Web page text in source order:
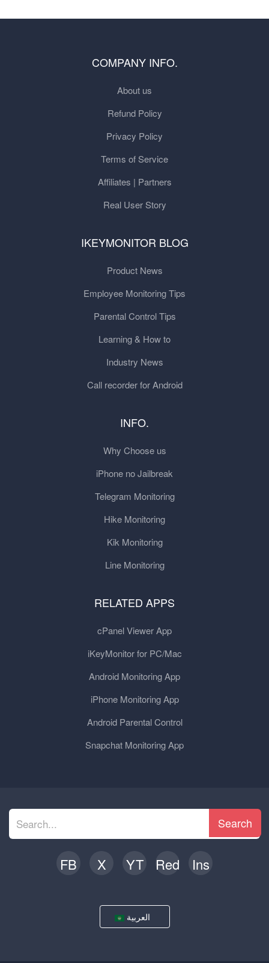
COMPANY INFO.
About us
Refund Policy
Privacy Policy
Terms of Service
Affiliates | Partners
Real User Story
IKEYMONITOR BLOG
Product News
Employee Monitoring Tips
Parental Control Tips
Learning & How to
Industry News
Call recorder for Android
INFO.
Why Choose us
iPhone no Jailbreak
Telegram Monitoring
Hike Monitoring
Kik Monitoring
Line Monitoring
RELATED APPS
cPanel Viewer App
iKeyMonitor for PC/Mac
Android Monitoring App
iPhone Monitoring App
Android Parental Control
Snapchat Monitoring App
Search
FB X YT Red Ins